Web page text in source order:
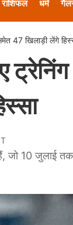
राशिफल धर्म
47 खिलाड़ी लेंगे
10 जुलाई तक